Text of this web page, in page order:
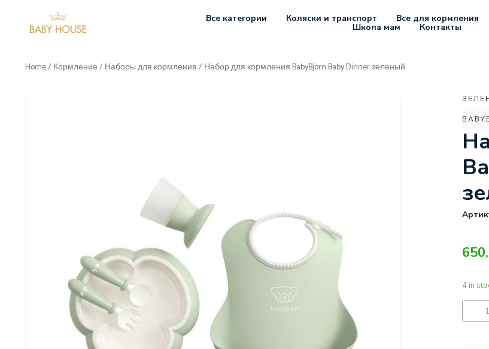
Все категории Коляски и транспорт Все для кормления
Школа мам Контакты
Home/Кормление/Наборы для кормления/ Набор для кормления BabyBjorn Baby Dinner зеленый
4 in